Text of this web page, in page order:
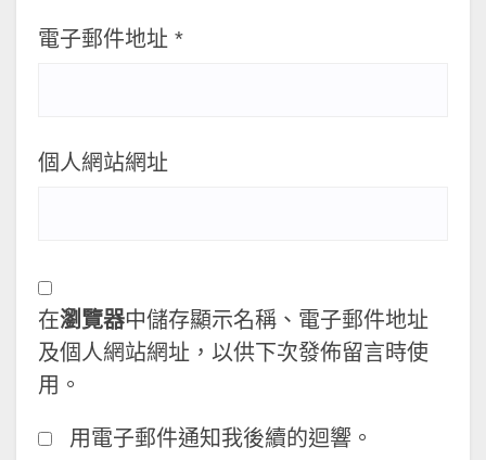
電子郵件地址 *
個人網站網址
在瀏覽器中儲存顯示名稱、電子郵件地址
及個人網站網址，以供下次發佈留言時使
用。
用電子郵件通知我後續的迴響。